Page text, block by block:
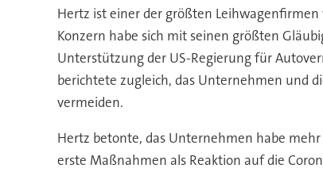
Hertz ist einer der größten
Konzern habe sich mit seinen größten
Unterstützung der US-Regierung für
berichtete zugleich, das Unternehmen und
vermeiden.
Hertz betonte, das Unternehmen habe
erste Maßnahmen als Reaktion auf die